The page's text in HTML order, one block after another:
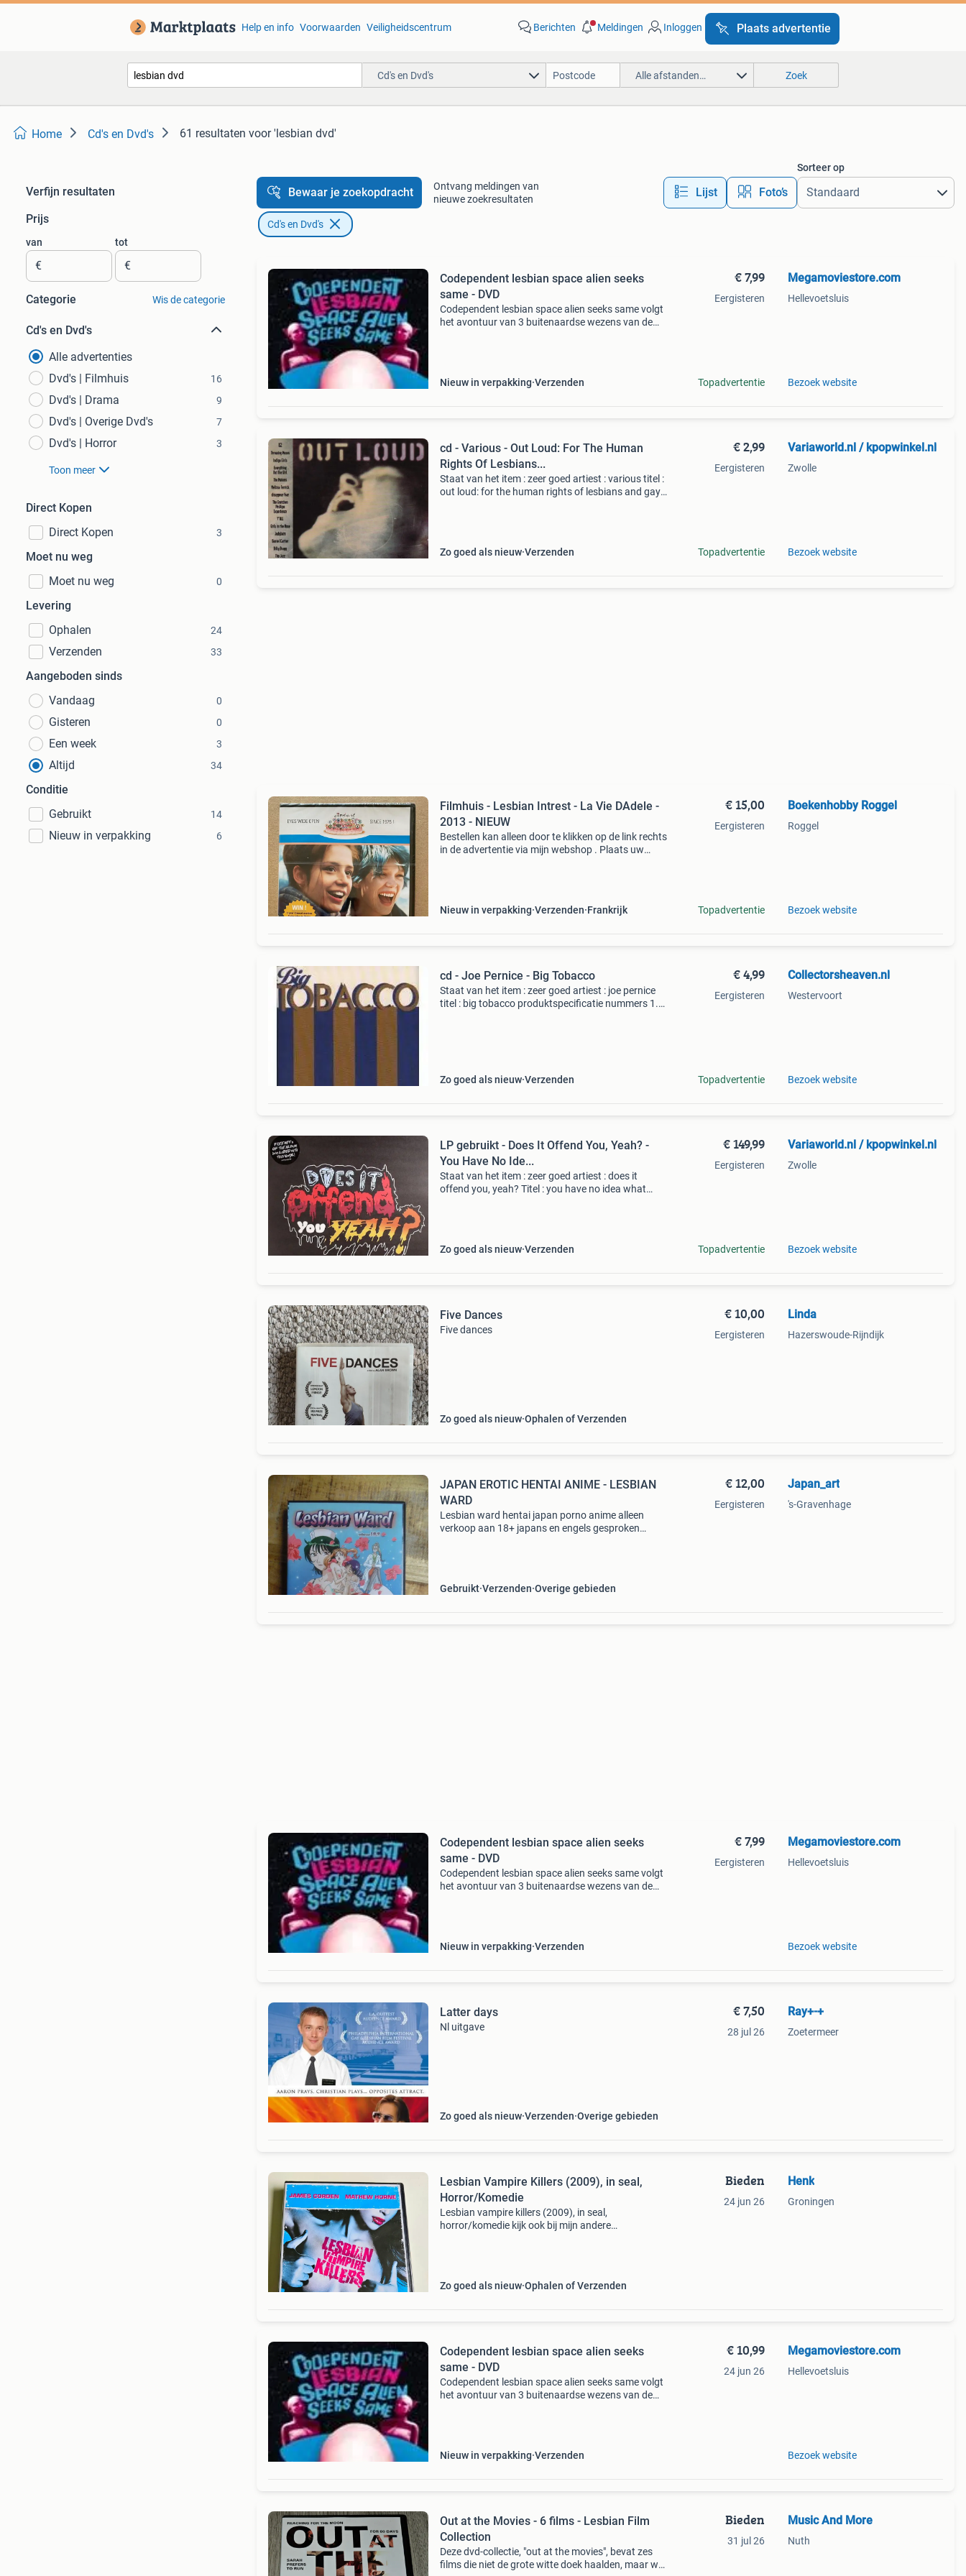
Help en info Voorwaarden Veiligheidscentrum Berichten Meldingen Inloggen Plaats advertentie
Cd's en Dvd's Alle afstanden… Zoek
Home Cd's en Dvd's 61 resultaten voor 'lesbian dvd'
Verfijn resultaten
Prijs
van
€
tot
€
Categorie Wis de categorie
Cd's en Dvd's
Alle advertenties
Dvd's | Filmhuis
16
Dvd's | Drama 9
Dvd's | Overige Dvd's 7
Dvd's | Horror 3
Toon meer
Direct Kopen
Direct Kopen
3
Moet nu weg
Moet nu weg
0
Levering
Ophalen
24
Verzenden 33
Aangeboden sinds
Vandaag
0
Gisteren 0
Een week 3
Altijd 34
Conditie
Gebruikt
14
Nieuw in verpakking 6
Bewaar je zoekopdracht
Ontvang meldingen van
nieuwe zoekresultaten
Lijst Foto’s
Sorteer op
Cd's en Dvd's
Codependent lesbian space alien seeks
same - DVD
Codependent lesbian space alien seeks same volgt
het avontuur van 3 buitenaardse wezens van de
Nieuw in verpakking Verzenden
€ 7,99
Eergisteren
Topadvertentie
Megamoviestore.com
Hellevoetsluis
Bezoek website
cd - Various - Out Loud: For The Human
Rights Of Lesbians...
Staat van het item : zeer goed artiest : various titel :
out loud: for the human rights of lesbians and gays
Zo goed als nieuw Verzenden
€ 2,99
Eergisteren
Topadvertentie
Variaworld.nl / kpopwinkel.nl
Zwolle
Bezoek website
Filmhuis - Lesbian Intrest - La Vie DAdele -
2013 - NIEUW
Bestellen kan alleen door te klikken op de link rechts
in de advertentie via mijn webshop . Plaats uw
Nieuw in verpakking Verzenden Frankrijk
€ 15,00
Eergisteren
Topadvertentie
Boekenhobby Roggel
Roggel
Bezoek website
cd - Joe Pernice - Big Tobacco
Staat van het item : zeer goed artiest : joe pernice
titel : big tobacco produktspecificatie nummers 1.
Zo goed als nieuw Verzenden
€ 4,99
Eergisteren
Topadvertentie
Collectorsheaven.nl
Westervoort
Bezoek website
LP gebruikt - Does It Offend You, Yeah? -
You Have No Ide...
Staat van het item : zeer goed artiest : does it
offend you, yeah? Titel : you have no idea what
Zo goed als nieuw Verzenden
€ 149,99
Eergisteren
Topadvertentie
Variaworld.nl / kpopwinkel.nl
Zwolle
Bezoek website
Five Dances
Five dances
Zo goed als nieuw Ophalen of Verzenden
€ 10,00
Eergisteren
Linda
Hazerswoude-Rijndijk
JAPAN EROTIC HENTAI ANIME - LESBIAN
WARD
Lesbian ward hentai japan porno anime alleen
verkoop aan 18+ japans en engels gesproken
Gebruikt Verzenden Overige gebieden
€ 12,00
Eergisteren
Japan_art
's-Gravenhage
Codependent lesbian space alien seeks
same - DVD
Codependent lesbian space alien seeks same volgt
het avontuur van 3 buitenaardse wezens van de
Nieuw in verpakking Verzenden
€ 7,99
Eergisteren
Megamoviestore.com
Hellevoetsluis
Bezoek website
Latter days
Nl uitgave
Zo goed als nieuw Verzenden Overige gebieden
€ 7,50
28 jul 26
Ray+-+
Zoetermeer
Lesbian Vampire Killers (2009), in seal,
Horror/Komedie
Lesbian vampire killers (2009), in seal,
horror/komedie kijk ook bij mijn andere
Zo goed als nieuw Ophalen of Verzenden
Bieden
24 jun 26
Henk
Groningen
Codependent lesbian space alien seeks
same - DVD
Codependent lesbian space alien seeks same volgt
het avontuur van 3 buitenaardse wezens van de
Nieuw in verpakking Verzenden
€ 10,99
24 jun 26
Megamoviestore.com
Hellevoetsluis
Bezoek website
Out at the Movies - 6 films - Lesbian Film
Collection
Deze dvd-collectie, "out at the movies", bevat zes
films die niet de grote witte doek haalden, maar wel
Bieden
31 jul 26
Music And More
Nuth